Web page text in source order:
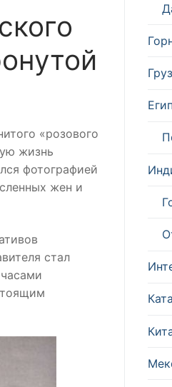
«розового
жизнь
фотографией
жен и
стал